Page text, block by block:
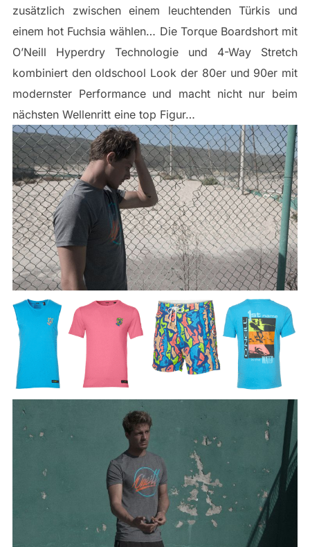
zusätzlich zwischen einem leuchtenden Türkis und
einem hot Fuchsia wählen… Die Torque Boardshort mit
O’Neill Hyperdry Technologie und 4-Way Stretch
kombiniert den oldschool Look der 80er und 90er mit
modernster Performance und macht nicht nur beim
nächsten Wellenritt eine top Figur…